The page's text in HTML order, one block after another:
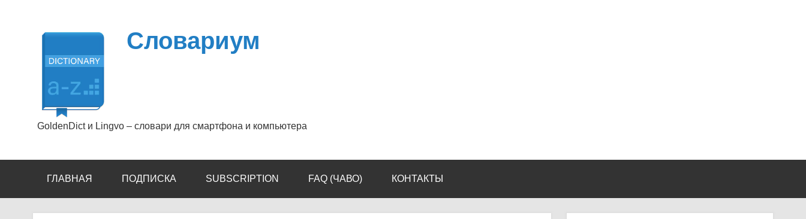
Словариум
GoldenDict и Lingvo – словари для смартфона и компьютера
ГЛАВНАЯ ПОДПИСКА SUBSCRIPTION FAQ (ЧАВО) КОНТАКТЫ